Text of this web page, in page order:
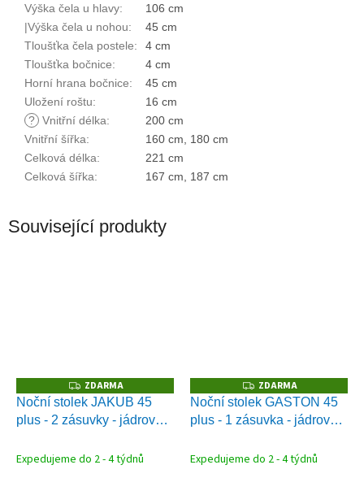
Výška čela u hlavy:
106 cm
|Výška čela u nohou:
45 cm
Tloušťka čela postele:
4 cm
Tloušťka bočnice:
4 cm
Horní hrana bočnice:
45 cm
Uložení roštu:
16 cm
? Vnitřní délka:
200 cm
Vnitřní šířka:
160 cm, 180 cm
Celková délka:
221 cm
Celková šířka: 167 cm, 187 cm
Související produkty
Z
D
A
R
ZDARMA
Noční stolek JAKUB 45
plus - 2 zásuvky - jádrový
Expedujeme do 2 - 4 týdnů
Z
D
A
R
ZDARMA
Noční stolek GASTON 45
plus - 1 zásuvka - jádrový
Expedujeme do 2 - 4 týdnů